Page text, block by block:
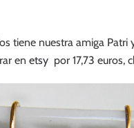
tiene nuestra amiga Patri
en etsy por 17,73 euros,